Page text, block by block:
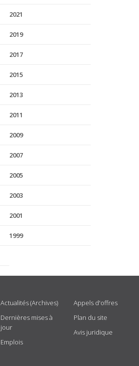
2021
2019
2017
2015
2013
2011
2009
2007
2005
2003
2001
1999
Actualités (Archives)
Dernières mises à
jour
Emplois
Appels d'offres
Plan du site
Avis juridique